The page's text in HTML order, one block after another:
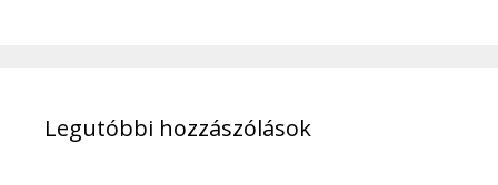
Legutóbbi hozzászólások